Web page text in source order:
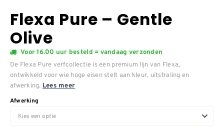
Flexa Pure – Gentle
Olive
Voor 16.00 uur besteld = vandaag verzonden
De Flexa Pure verfcollectie is een premium lijn van Flexa,
ontwikkeld voor wie hoge eisen stelt aan kleur, uitstraling en
afwerking. Lees meer
Afwerking